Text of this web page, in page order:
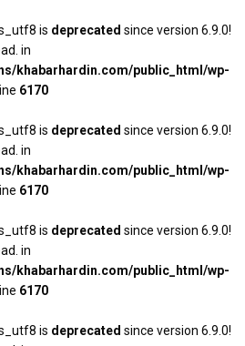
is deprecated since version 6.9.0!
in
khabarhardin.com/public_html/wp-
6170
is deprecated since version 6.9.0!
in
khabarhardin.com/public_html/wp-
6170
is deprecated since version 6.9.0!
in
khabarhardin.com/public_html/wp-
6170
is deprecated since version 6.9.0!